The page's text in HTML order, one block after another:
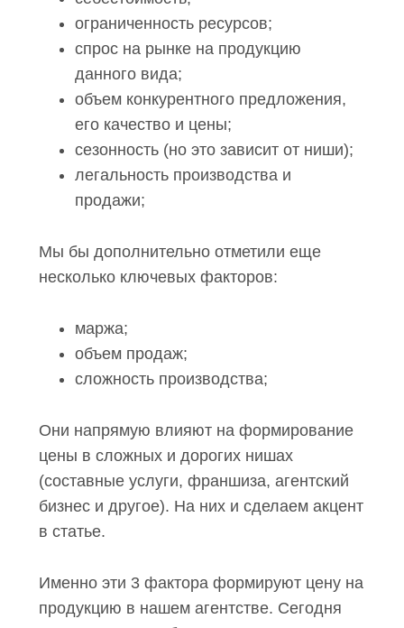
себестоимость;
ограниченность ресурсов;
спрос на рынке на продукцию
данного вида;
объем конкурентного предложения,
его качество и цены;
сезонность (но это зависит от
ниши);
продажи;
несколько ключевых факторов:
маржа;
сложность производства;
Они напрямую влияют на
формирование цены в сложных и
дорогих нишах (составные услуги,
На них и сделаем акцент в статье.